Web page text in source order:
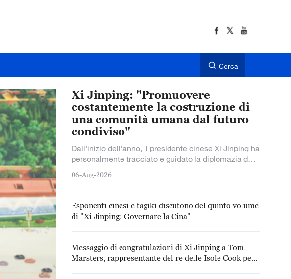
Cerca
Xi Jinping: "Promuovere
costantemente la costruzione di
una comunità umana dal futuro
condiviso"
Dall'inizio dell'anno, il presidente cinese Xi Jinping ha
personalmente tracciato e guidato la diplomazia da
grande Paese con caratteristiche cinesi, offrendo a
un mondo pieno di
06-Aug-2026
Esponenti cinesi e tagiki discutono del quinto volume
di "Xi Jinping: Governare la Cina"
Messaggio di congratulazioni di Xi Jinping a Tom
Marsters, rappresentante del re delle Isole Cook per